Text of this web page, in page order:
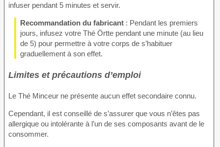
infuser pendant 5 minutes et servir.
Recommandation du fabricant : Pendant les premiers
jours, infusez votre Thé Örtte pendant une minute (au lieu
de 5) pour permettre à votre corps de s’habituer
graduellement à son effet.
Limites et précautions d’emploi
Le Thé Minceur ne présente aucun effet secondaire connu.
Cependant, il est conseillé de s’assurer que vous n’êtes pas
allergique ou intolérante à l’un de ses composants avant de le
consommer.